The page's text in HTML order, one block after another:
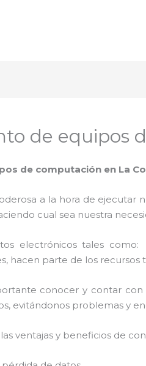
de equipos
de computación en La
a la hora de ejecutar
cual sea nuestra
electrónicos tales
hacen parte de los
conocer y contar
evitándonos problemas y
ventajas y beneficios de